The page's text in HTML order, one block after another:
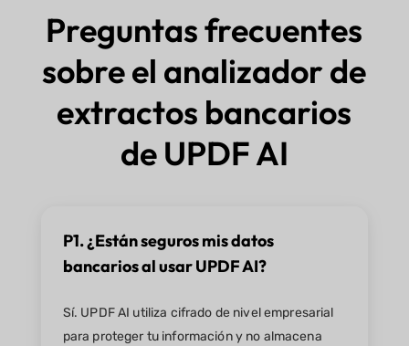
Preguntas frecuentes
sobre el analizador de
extractos bancarios
de UPDF AI
P1. ¿Están seguros mis datos
bancarios al usar UPDF AI?
Sí. UPDF AI utiliza cifrado de nivel empresarial
para proteger tu información y no almacena